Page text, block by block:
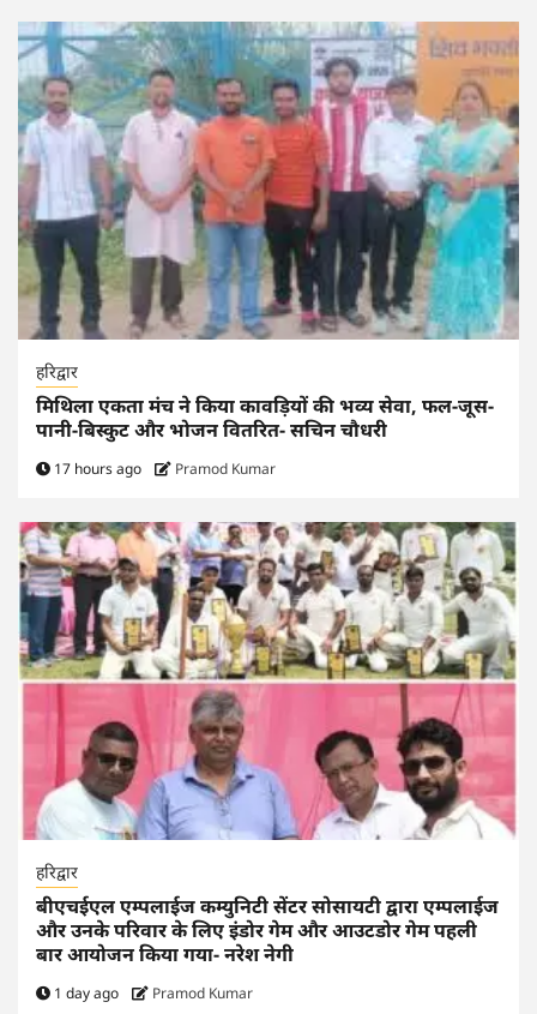
हरिद्वार
मिथिला एकता मंच ने किया कावड़ियों की भव्य सेवा, फल-जूस-
पानी-बिस्कुट और भोजन वितरित- सचिन चौधरी
17 hours ago Pramod Kumar
हरिद्वार
बीएचईएल एम्पलाईज कम्युनिटी सेंटर सोसायटी द्वारा एम्पलाईज
और उनके परिवार के लिए इंडोर गेम और आउटडोर गेम पहली
बार आयोजन किया गया- नरेश नेगी
1 day ago Pramod Kumar